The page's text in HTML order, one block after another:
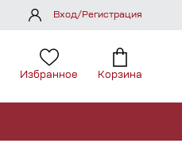
Избранное Корзина
Вход/Регистрация